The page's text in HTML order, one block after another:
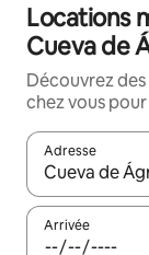
Locations
Cueva de
Découvrez
chez vous
Adresse
Lorsque les
Arrivée